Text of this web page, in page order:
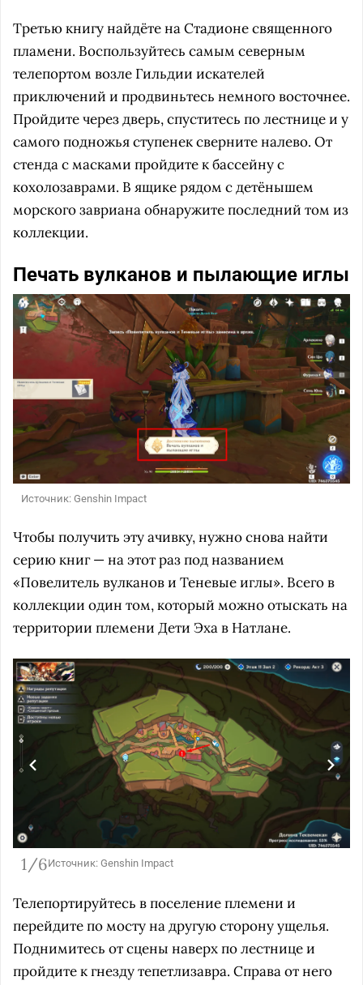
Третью книгу найдёте на Стадионе священного
пламени. Воспользуйтесь самым северным
телепортом возле Гильдии искателей
приключений и продвиньтесь немного восточнее.
Пройдите через дверь, спуститесь по лестнице и у
самого подножья ступенек сверните налево. От
стенда с масками пройдите к бассейну с
кохолозаврами. В ящике рядом с детёнышем
морского завриана обнаружите последний том из
коллекции.
Печать вулканов и пылающие иглы
Источник: Genshin Impact
Чтобы получить эту ачивку, нужно снова найти
серию книг — на этот раз под названием
«Повелитель вулканов и Теневые иглы». Всего в
коллекции один том, который можно отыскать на
территории племени Дети Эха в Натлане.
1/6Источник: Genshin Impact
Телепортируйтесь в поселение племени и
перейдите по мосту на другую сторону ущелья.
Поднимитесь от сцены наверх по лестнице и
пройдите к гнезду тепетлизавра. Справа от него